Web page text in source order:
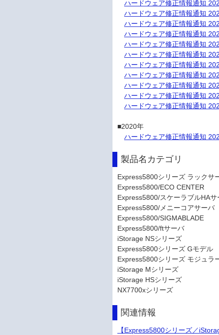
ハードウェア修正情報通知
ハードウェア修正情報通知
ハードウェア修正情報通知
ハードウェア修正情報通知
ハードウェア修正情報通知
ハードウェア修正情報通知
ハードウェア修正情報通知
ハードウェア修正情報通知
ハードウェア修正情報通知
ハードウェア修正情報通知
ハードウェア修正情報通知
■2020年
ハードウェア修正情報通知
製品名カテゴリ
Express5800シリーズ ラックサ
Express5800/ECO CENTER
Express5800/スケーラブルHAサ
Express5800/メニーコアサーバ
Express5800/SIGMABLADE
Express5800/ftサーバ
iStorage NSシリーズ
Express5800シリーズ Gモデル
Express5800シリーズ モジュラ
iStorage Mシリーズ
iStorage HSシリーズ
NX7700xシリーズ
関連情報
【Express5800シリーズ／